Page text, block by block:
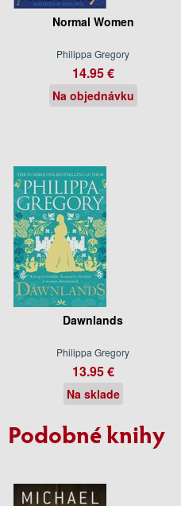
Normal Women
Philippa Gregory
14.95 €
Na objednávku
Dawnlands
Philippa Gregory
13.95 €
Na sklade
Podobné knihy